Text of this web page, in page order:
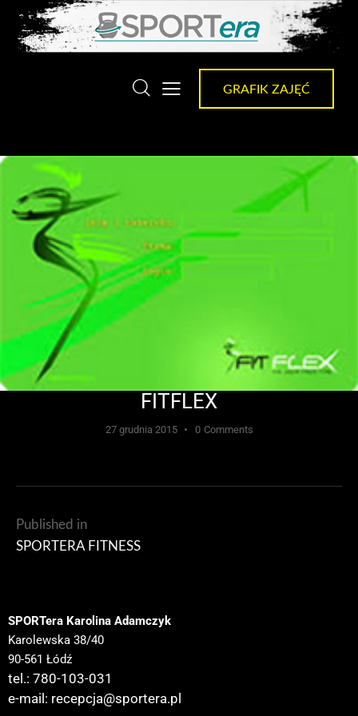
GRAFIK ZAJĘĆ
FITFLEX
27 grudnia 2015 0 Comments
Published in
SPORTERA FITNESS
SPORTera Karolina Adamczyk
Karolewska 38/40
90-561 Łódź
tel.: 780-103-031
e-mail: recepcja@sportera.pl